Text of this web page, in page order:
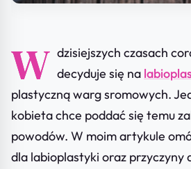
W dzisiejszych czasach
decyduje się na
plastyczną warg sromowych.
kobieta chce poddać się temu
powodów. W moim artykule
dla labioplastyki oraz przyczyny